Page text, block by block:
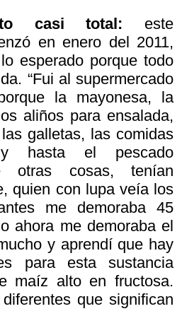
casi total: este
en enero del 2011,
esperado porque todo
“Fui al supermercado
la mayonesa, la
aliños para ensalada,
galletas, las comidas
hasta el pescado
otras cosas, tenían
quien con lupa veía los
me demoraba 45
ahora me demoraba el
y aprendí que hay
para esta sustancia
maíz alto en fructosa.
que significan